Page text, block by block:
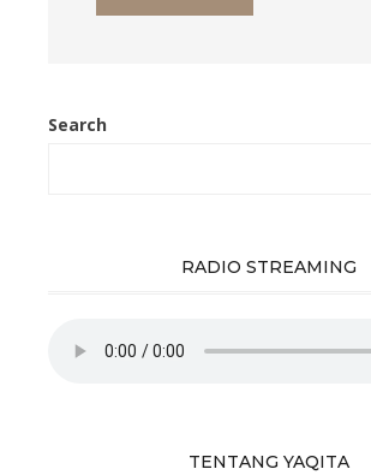
Search
RADIO STREAMING
TENTANG YAQITA